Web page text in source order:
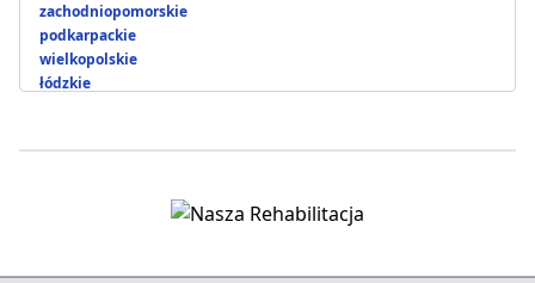
zachodniopomorskie
podkarpackie
wielkopolskie
łódzkie